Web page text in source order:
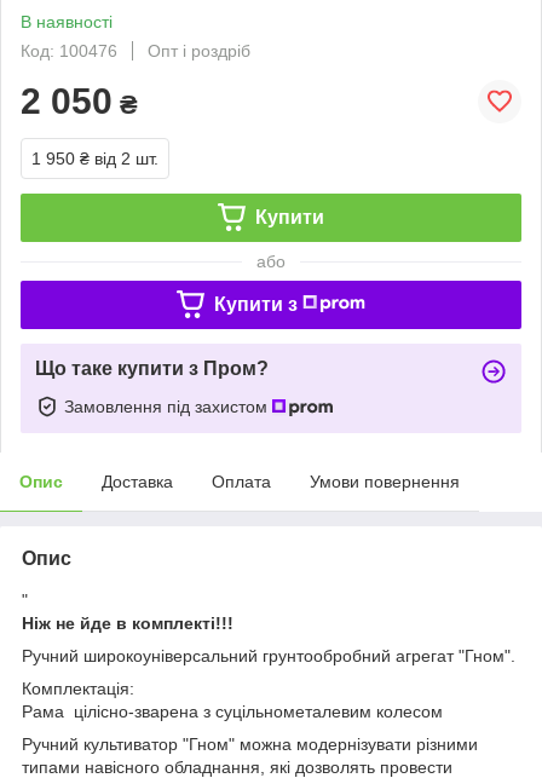
В наявності
Код: 100476
Опт і роздріб
2 050 ₴
1 950 ₴ від 2 шт.
Купити
або
Купити з
Що таке купити з Пром?
Замовлення під захистом
Опис Доставка Оплата Умови повернення
Опис
"
Ніж не йде в комплекті!!!
Ручний широкоуніверсальний грунтообробний агрегат "Гном".
Комплектація:
Рама цілісно-зварена з суцільнометалевим колесом
Ручний культиватор "Гном" можна модернізувати різними
типами навісного обладнання, які дозволять провести